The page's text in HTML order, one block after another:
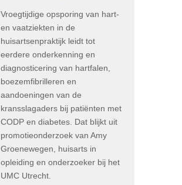
Vroegtijdige opsporing van hart-
en vaatziekten in de
huisartsenpraktijk leidt tot
eerdere onderkenning en
diagnosticering van hartfalen,
boezemfibrilleren en
aandoeningen van de
kransslagaders bij patiënten met
CODP en diabetes. Dat blijkt uit
promotieonderzoek van Amy
Groenewegen, huisarts in
opleiding en onderzoeker bij het
UMC Utrecht.